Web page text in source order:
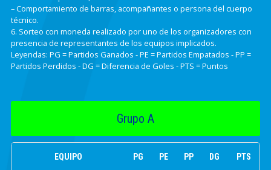
– Comportamiento de barras, acompañantes o persona del cuerpo
técnico.
6. Sorteo con moneda realizado por uno de los organizadores con
presencia de representantes de los equipos implicados.
Leyendas: PG = Partidos Ganados - PE = Partidos Empatados - PP =
Partidos Perdidos - DG = Diferencia de Goles - PTS = Puntos
Grupo A
EQUIPO PG PE PP DG PTS